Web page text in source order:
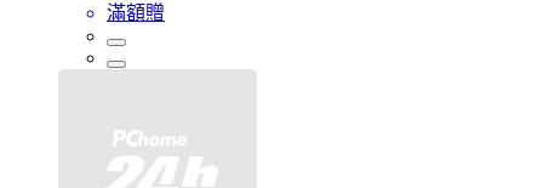
滿額贈